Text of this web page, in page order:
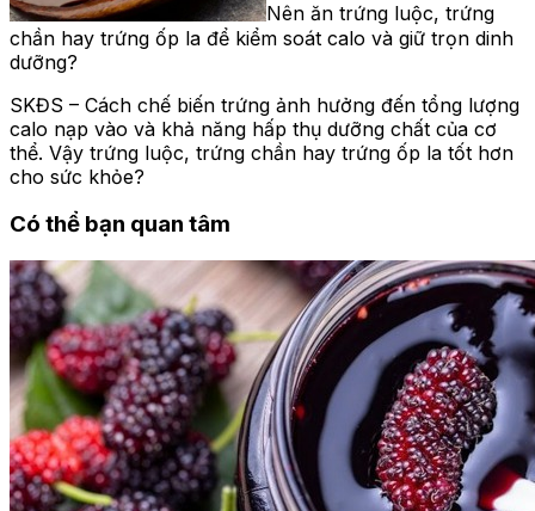
Nên ăn trứng luộc, trứng
chần hay trứng ốp la để kiểm soát calo và giữ trọn dinh
dưỡng?
SKĐS – Cách chế biến trứng ảnh hưởng đến tổng lượng
calo nạp vào và khả năng hấp thụ dưỡng chất của cơ
thể. Vậy trứng luộc, trứng chần hay trứng ốp la tốt hơn
cho sức khỏe?
Có thể bạn quan tâm